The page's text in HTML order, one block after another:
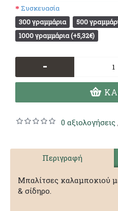
Συσκευασία
300 γραμμάρια
500
1000 γραμμάρια (+5,32€)
-
0 αξιολογήσεις
Περιγραφή
Μπαλίτσες καλαμποκιού
& σίδηρο.